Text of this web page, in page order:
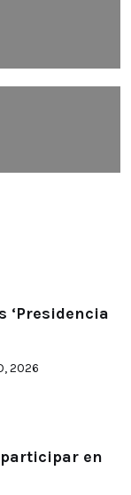
‘Presidencia
2026
participar en